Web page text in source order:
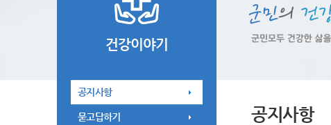
건강이야기
공지사항
묻고답하기 공지사항